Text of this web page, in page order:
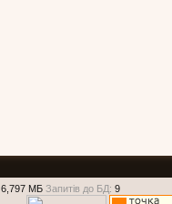
6,797 МБ Запитів до БД: 9